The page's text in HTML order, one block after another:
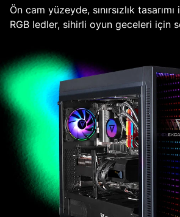
Ön cam yüzeyde, sınırsızlık
RGB ledler, sihirli oyun geceleri için